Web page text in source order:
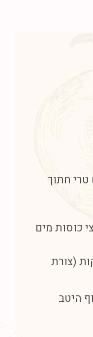
טרי חתוך
(צורת